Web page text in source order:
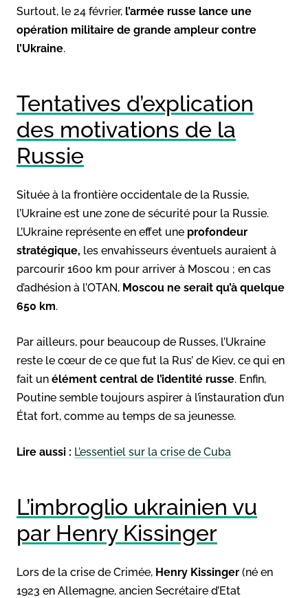
Surtout, le 24 février, l’armée russe lance une
opération militaire de grande ampleur contre
l’Ukraine.
Tentatives d’explication
des motivations de la
Russie
Située à la frontière occidentale de la Russie,
l’Ukraine est une zone de sécurité pour la Russie.
L’Ukraine représente en effet une profondeur
stratégique, les envahisseurs éventuels auraient à
parcourir 1600 km pour arriver à Moscou ; en cas
d’adhésion à l’OTAN, Moscou ne serait qu’à quelque
650 km.
Par ailleurs, pour beaucoup de Russes, l’Ukraine
reste le cœur de ce que fut la Rus’ de Kiev, ce qui en
fait un élément central de l’identité russe. Enfin,
Poutine semble toujours aspirer à l’instauration d’un
État fort, comme au temps de sa jeunesse.
Lire aussi : L’essentiel sur la crise de Cuba
L’imbroglio ukrainien vu
par Henry Kissinger
Lors de la crise de Crimée, Henry Kissinger (né en
1923 en Allemagne, ancien Secrétaire d’Etat